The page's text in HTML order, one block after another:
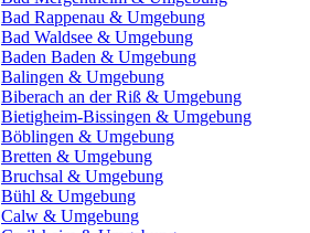
Bad Rappenau & Umgebung
Bad Waldsee & Umgebung
Baden Baden & Umgebung
Balingen & Umgebung
Biberach an der Riß & Umgebung
Bietigheim-Bissingen & Umgebung
Böblingen & Umgebung
Bretten & Umgebung
Bruchsal & Umgebung
Bühl & Umgebung
Calw & Umgebung